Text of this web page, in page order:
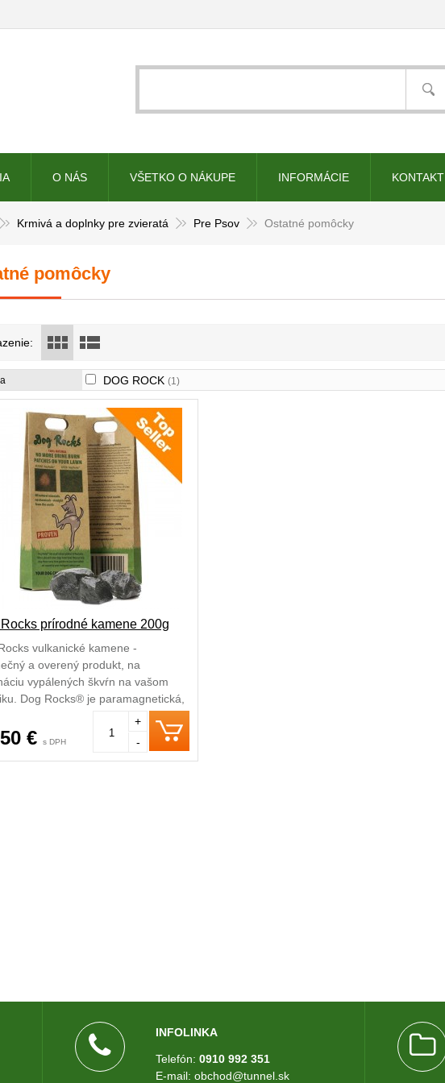
Krmivá a doplnky pre zvieratá Pre Psov Ostatné pomôcky
pomôcky
DOG ROCK (1)
prírodné kamene 200g
vulkanické kamene -
a overený produkt, na
vypálených škvŕn na vašom
Dog Rocks® je paramagnetická,
v Austrálii, ide teda o prírodný
Tieto horniny dokážu odfiltrovať
€ s DPH
+
-
O NÁS VŠETKO O NÁKUPE INFORMÁCIE KONTAKT
INFOLINKA
Telefón: 0910 992 351
E-mail: obchod@tunnel.sk